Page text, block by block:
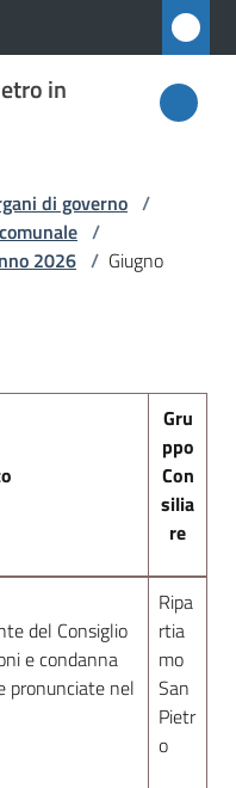
in
di governo /
/
2026 / Giugno
Gru
ppo
Con
silia
re
del Consiglio
e condanna
pronunciate nel
Ripa
rtia
mo
San
Pietr
o